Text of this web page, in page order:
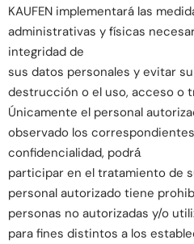
KAUFEN implementará las
administrativas y físicas
integridad de
sus datos personales y evitar
destrucción o el uso, acceso o
Únicamente el personal
observado los
confidencialidad, podrá́
participar en el tratamiento de
personal autorizado tiene
personas no autorizadas y/o
para fines distintos a los